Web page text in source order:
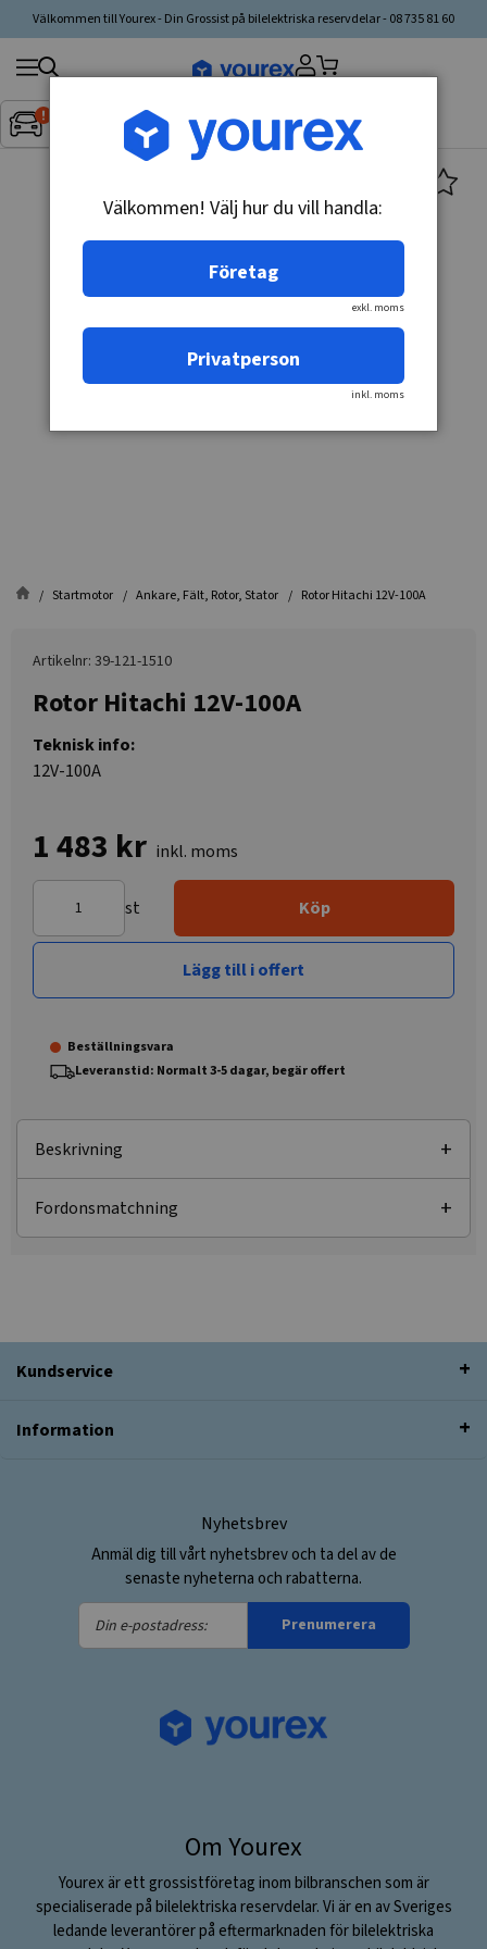
Välkommen till Yourex - Din Grossist på bilelektriska reservdelar - 08 735 81 60
Inget fordon valt▼
Sök
produkt,
tillverkare,
Startmotor Ankare, Fält, Rotor, Stator Rotor Hitachi 12V-100A
Artikelnr: 39-121-1510
Rotor Hitachi 12V-100A
Teknisk info:
12V-100A
1 483 kr inkl. moms
st Köp
Lägg till i offert
Beställningsvara
Leveranstid: Normalt 3-5 dagar, begär offert
Beskrivning
Fordonsmatchning
Kundservice
Information
Nyhetsbrev
Anmäl dig till vårt nyhetsbrev och ta del av de
senaste nyheterna och rabatterna.
Din
e-
Prenumerera
Om Yourex
Yourex är ett grossistföretag inom bilbranschen som är
specialiserade på bilelektriska reservdelar. Vi är en av Sveriges
ledande leverantörer på eftermarknaden för bilelektriska
Välkommen! Välj hur du vill handla:
Företag
exkl. moms
Privatperson
inkl. moms